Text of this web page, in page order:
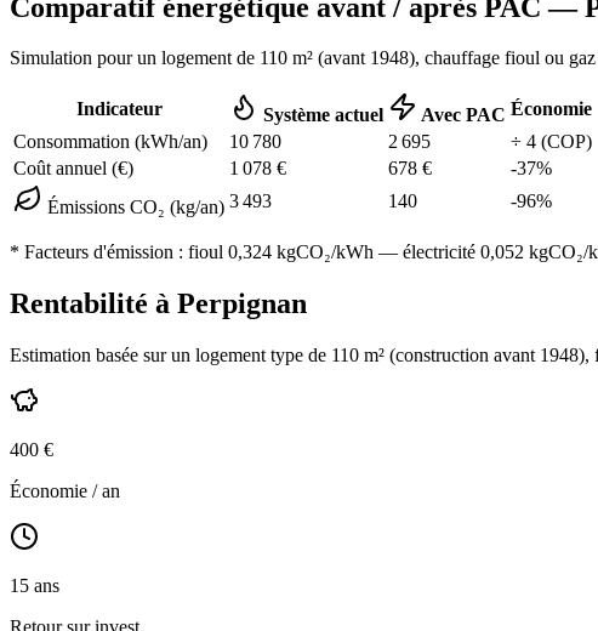
Comparatif énergétique avant / après PAC —
Simulation pour un logement de 110 m² (avant 1948), chauffage fioul ou
Indicateur Système actuel Avec PAC Économie
Consommation (kWh/an)
10 780 2 695 ÷ 4 (COP)
Coût annuel (€)
1 078 € 678 € -37%
Émissions CO₂ (kg/an) 3 493 140 -96%
* Facteurs d'émission : fioul 0,324 kgCO₂/kWh — électricité 0,052 kgCO₂/
Rentabilité à Perpignan
Estimation basée sur un logement type de 110 m² (construction avant 1948),
400 €
Économie / an
15 ans